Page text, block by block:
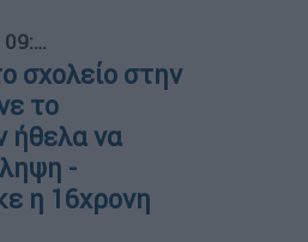
σχολείο στην
το
ήθελα να
-
η 16χρονη